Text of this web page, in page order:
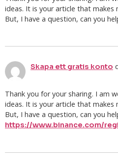
ideas. It is your article that makes
But, I have a question, can you
Skapa ett gratis konto
Thank you for your sharing. I am
ideas. It is your article that makes
But, I have a question, can you
https://www.binance.com/